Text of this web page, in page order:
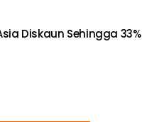
Diskaun Sehingga 33%